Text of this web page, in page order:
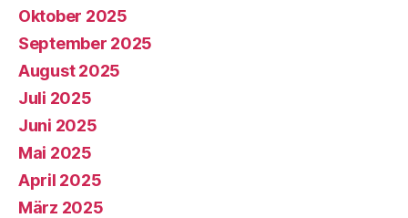
Oktober 2025
September 2025
August 2025
Juli 2025
Juni 2025
Mai 2025
April 2025
März 2025